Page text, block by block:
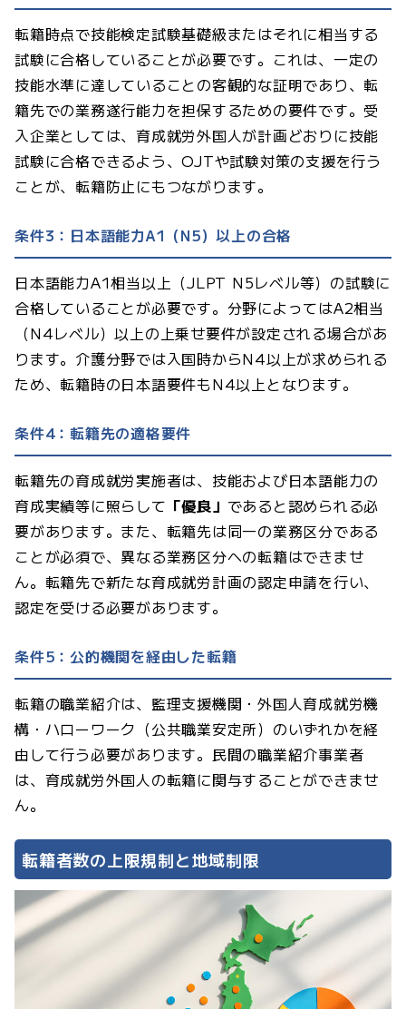
転籍時点で技能検定試験基礎級またはそれに相当する
試験に合格していることが必要です。これは、一定の
技能水準に達していることの客観的な証明であり、転
籍先での業務遂行能力を担保するための要件です。受
入企業としては、育成就労外国人が計画どおりに技能
試験に合格できるよう、OJTや試験対策の支援を行う
ことが、転籍防止にもつながります。
条件3：日本語能力A1（N5）以上の合格
日本語能力A1相当以上（JLPT N5レベル等）の試験に
合格していることが必要です。分野によってはA2相当
（N4レベル）以上の上乗せ要件が設定される場合があ
ります。介護分野では入国時からN4以上が求められる
ため、転籍時の日本語要件もN4以上となります。
条件4：転籍先の適格要件
転籍先の育成就労実施者は、技能および日本語能力の
育成実績等に照らして 「優良」 であると認められる必
要があります。また、転籍先は同一の業務区分である
ことが必須で、異なる業務区分への転籍はできませ
ん。転籍先で新たな育成就労計画の認定申請を行い、
認定を受ける必要があります。
条件5：公的機関を経由した転籍
転籍の職業紹介は、監理支援機関・外国人育成就労機
構・ハローワーク（公共職業安定所）のいずれかを経
由して行う必要があります。民間の職業紹介事業者
は、育成就労外国人の転籍に関与することができませ
ん。
転籍者数の上限規制と地域制限